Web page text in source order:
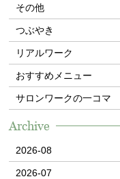
その他
つぶやき
リアルワーク
おすすめメニュー
サロンワークの一コマ
Archive
2026-08
2026-07